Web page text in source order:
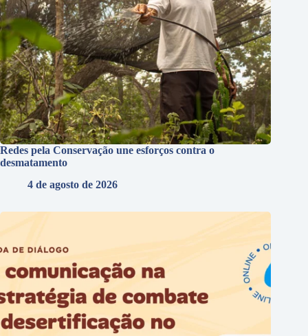
Redes pela Conservação une esforços contra o
desmatamento
4 de agosto de 2026